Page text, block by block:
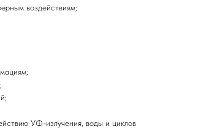
воздействиям;
УФ-излучения, воды и циклов